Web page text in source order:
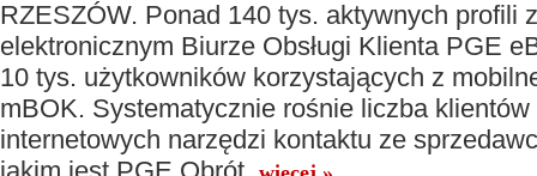
RZESZÓW. Ponad 140 tys. aktywnych profili
elektronicznym Biurze Obsługi Klienta PGE
10 tys. użytkowników korzystających z
mBOK. Systematycznie rośnie liczba
internetowych narzędzi kontaktu ze